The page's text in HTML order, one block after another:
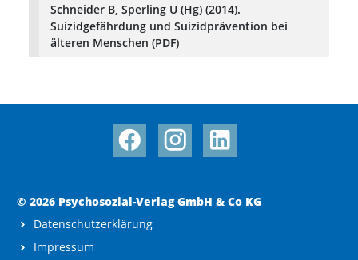
Schneider B, Sperling U (Hg) (2014).
Suizidgefährdung und Suizidprävention bei
älteren Menschen (PDF)
© 2026 Psychosozial-Verlag GmbH & Co KG
Datenschutzerklärung
Impressum